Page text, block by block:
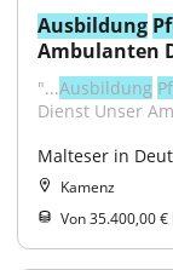
Ausbildung
Ambulanten
"...Ausbildung
Dienst Unser
Malteser in
Kamenz
Von 35.400,00